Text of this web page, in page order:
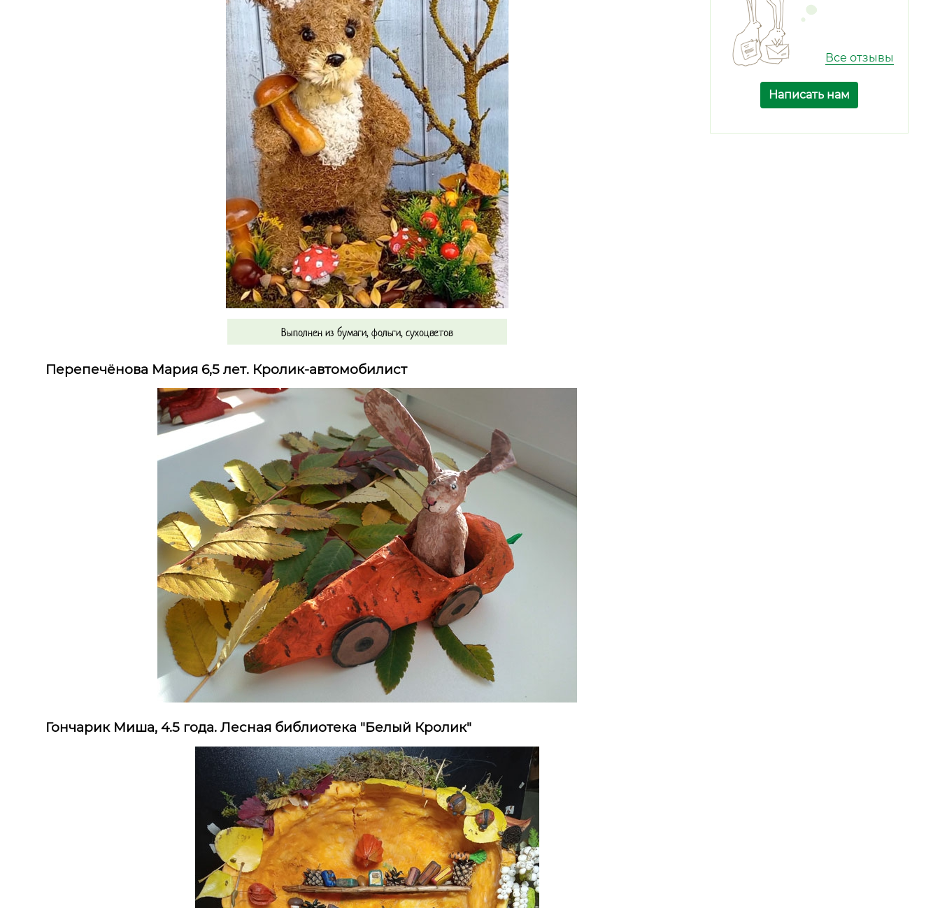
Выполнен из бумаги, фольги, сухоцветов
Перепечёнова Мария 6,5 лет. Кролик-автомобилист
Гончарик Миша, 4.5 года. Лесная библиотека "Белый Кролик"
Все отзывы
Написать нам